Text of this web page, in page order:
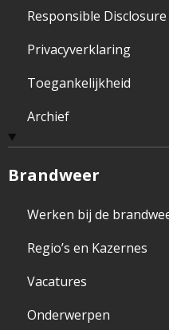
Responsible Disclosure
Privacyverklaring
Toegankelijkheid
Archief
Brandweer
Werken bij de
Regio’s en Kazernes
Vacatures
Onderwerpen